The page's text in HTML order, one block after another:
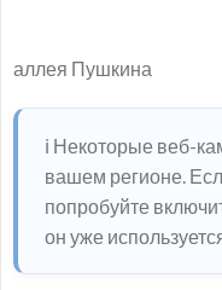
аллея Пушкина
ℹ️ Некоторые веб-
вашем регионе.
попробуйте
он уже